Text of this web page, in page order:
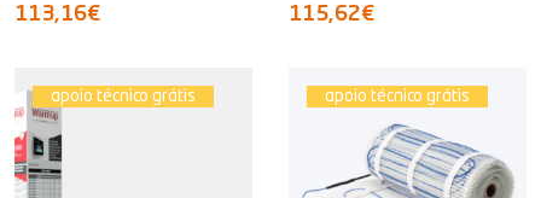
113,16€ 115,62€
apoio técnico grátis apoio técnico grátis